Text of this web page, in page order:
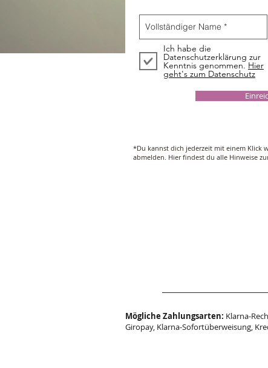
Ich habe die
Datenschutzerklärung zur
Kenntnis genommen. Hier
geht's zum Datenschutz
*Du kannst dich jederzeit mit einem Klick
abmelden. Hier findest du alle Hinweise
Mögliche Zahlungsarten: Klarna-
Giropay, Klarna-Sofortüberweisung,